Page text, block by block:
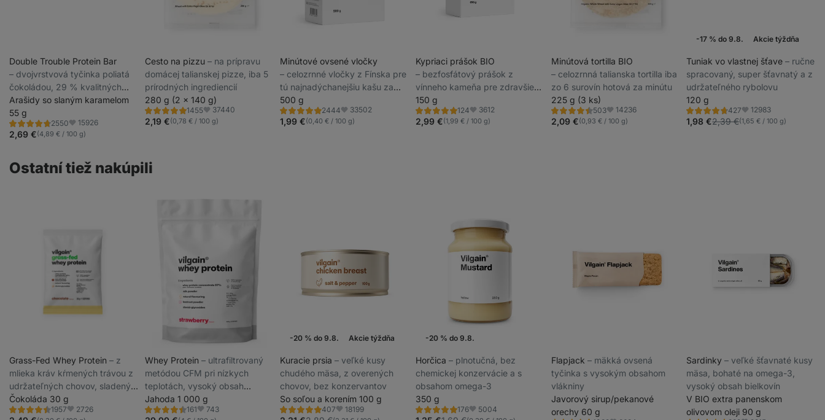
Double Trouble Protein Bar
⁠–⁠ dvojvrstvová tyčinka poliatá
čokoládou, 29 % kvalitných
bielkovín, bez konzervantov a
farbív
Arašidy so slaným karamelom
55 g
2550
Hodnotenie
4.7/5,
2550
Obľúbené
15926
2,69 €(4,89 € / 100 g)
Cesto na pizzu ⁠–⁠ na prípravu
domácej talianskej pizze, iba 5
prírodných ingrediencií
280 g (2 x 140 g)
1455
Hodnotenie
4.8/5,
1455
Obľúbené
37440
2,19 €(0,78 € / 100 g)
Minútové ovsené vločky
⁠–⁠ celozrnné vločky z Fínska pre
tú najnadýchanejšiu kašu za
minútu
500 g
2444
Hodnotenie
4.9/5,
2444
Obľúbené
33502
1,99 €(0,40 € / 100 g)
Kypriaci prášok BIO
⁠–⁠ bezfosfátový prášok z
vínneho kameňa pre zdravšie
pečenie
150 g
124
Hodnotenie
4.9/5,
124
Obľúbené
3612
2,99 €(1,99 € / 100 g)
Minútová tortilla BIO
⁠–⁠ celozrnná talianska tortilla iba
zo 6 surovín hotová za minútu
225 g (3 ks)
503
Hodnotenie
4.5/5,
503
Obľúbené
14236
2,09 €(0,93 € / 100 g)
-17 % do 9.8. Akcie týždňa
Tuniak vo vlastnej šťave⁠–⁠ ručne
spracovaný, super šťavnatý a z
udržateľného rybolovu
120 g
427
Hodnotenie
4.8/5,
427
Obľúbené
12983
1,98 €2,39 €(1,65 € / 100 g)
Ostatní tiež nakúpili
Grass-Fed Whey Protein ⁠–⁠ z
mlieka kráv kŕmených trávou z
udržateľných chovov, sladený
stéviou, ultrafiltrovaný pri
nízkych teplotách
Čokoláda 30 g
1957
Hodnotenie
Obľúbené
2726
Whey Protein ⁠–⁠ ultrafiltrovaný
metódou CFM pri nízkych
teplotách, vysoký obsah
bielkovín a BCAA, sladený
steviol-glykozidmi
Jahoda 1 000 g
161
Hodnotenie
Obľúbené
743
-20 % do 9.8. Akcie týždňa
Kuracie prsia⁠–⁠ veľké kusy
chudého mäsa, z overených
chovov, bez konzervantov
So soľou a korením 100 g
407
Hodnotenie
Obľúbené
18199
-20 % do 9.8.
Horčica ⁠–⁠ plnotučná, bez
chemickej konzervácie a s
obsahom omega-3
350 g
176
Hodnotenie
Obľúbené
5004
Flapjack ⁠–⁠ mäkká ovsená
tyčinka s vysokým obsahom
vlákniny
Javorový sirup/pekanové
orechy 60 g
Sardinky⁠–⁠ veľké šťavnaté kusy
mäsa, bohaté na omega-3,
vysoký obsah bielkovín
V BIO extra panenskom
olivovom oleji 90 g